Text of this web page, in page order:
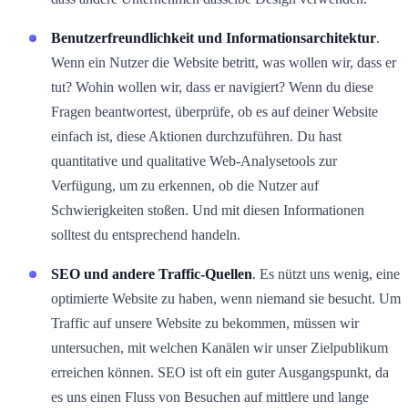
Benutzerfreundlichkeit und Informationsarchitektur.
Wenn ein Nutzer die Website betritt, was wollen wir, dass er
tut? Wohin wollen wir, dass er navigiert? Wenn du diese
Fragen beantwortest, überprüfe, ob es auf deiner Website
einfach ist, diese Aktionen durchzuführen. Du hast
quantitative und qualitative Web-Analysetools zur
Verfügung, um zu erkennen, ob die Nutzer auf
Schwierigkeiten stoßen. Und mit diesen Informationen
solltest du entsprechend handeln.
SEO und andere Traffic-Quellen. Es nützt uns wenig, eine
optimierte Website zu haben, wenn niemand sie besucht. Um
Traffic auf unsere Website zu bekommen, müssen wir
untersuchen, mit welchen Kanälen wir unser Zielpublikum
erreichen können. SEO ist oft ein guter Ausgangspunkt, da
es uns einen Fluss von Besuchen auf mittlere und lange